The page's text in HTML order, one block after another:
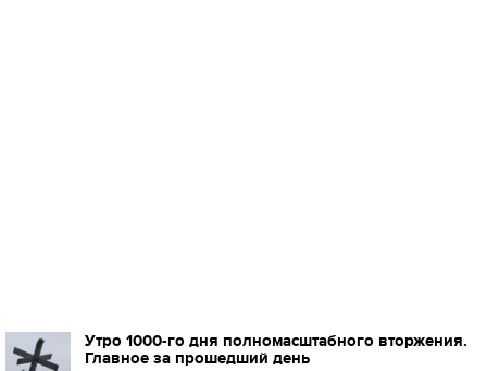
Утро 1000-го дня полномасштабного вторжения.
Главное за прошедший день